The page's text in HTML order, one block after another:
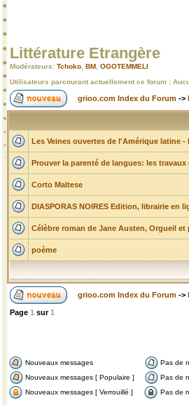
Littérature Etrangère
Modérateurs: Tchoko BM OGOTEMMELI
Utilisateurs parcourant actuellement ce forum :
grioo.com Index du Forum ->
Les Veines ouvertes de l'Amérique latine -
Prouver la parenté de langues: les travaux
Corto Maltese
DIASPORAS NOIRES Edition, librairie en
Célèbre roman de Jane Austen, Orgueil et
poème
grioo.com Index du Forum ->
Page 1 sur1
Nouveaux messages Pas de
Nouveaux messages [ Populaire ]
Pas de
Nouveaux messages [ Verrouillé ]
Pas de